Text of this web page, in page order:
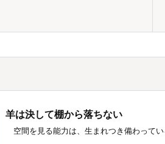
羊は決して棚から落ちない
空間を見る能力は、生まれつき備わって